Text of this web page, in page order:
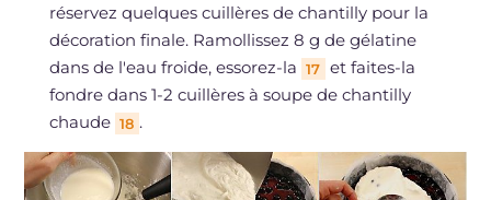
réservez quelques cuillères de chantilly pour la
décoration finale. Ramollissez 8 g de gélatine
dans de l'eau froide, essorez-la 17 et faites-la
fondre dans 1-2 cuillères à soupe de chantilly
chaude 18 .